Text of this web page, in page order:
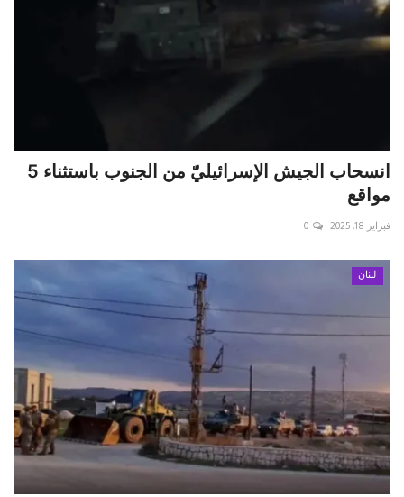
انسحاب الجيش الإسرائيليّ من الجنوب باستثناء 5
مواقع
فبراير 18, 2025 0
لبنان